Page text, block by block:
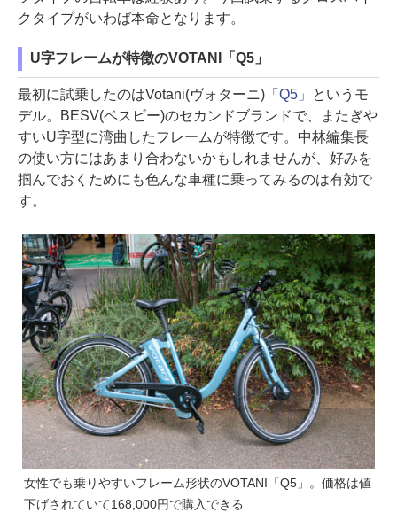
クタイプがいわば本命となります。
U字フレームが特徴のVOTANI「Q5」
最初に試乗したのはVotani(ヴォターニ)「Q5」
というモ
デル。BESV(ベスビー)のセカンドブランドで、またぎや
すいU字型に湾曲したフレームが特徴です。中林編集長
の使い方にはあまり合わないかもしれませんが、好みを
掴んでおくためにも色んな車種に乗ってみるのは有効で
す。
女性でも乗りやすいフレーム形状のVOTANI「Q5」。価格は値
下げされていて168,000円で購入できる